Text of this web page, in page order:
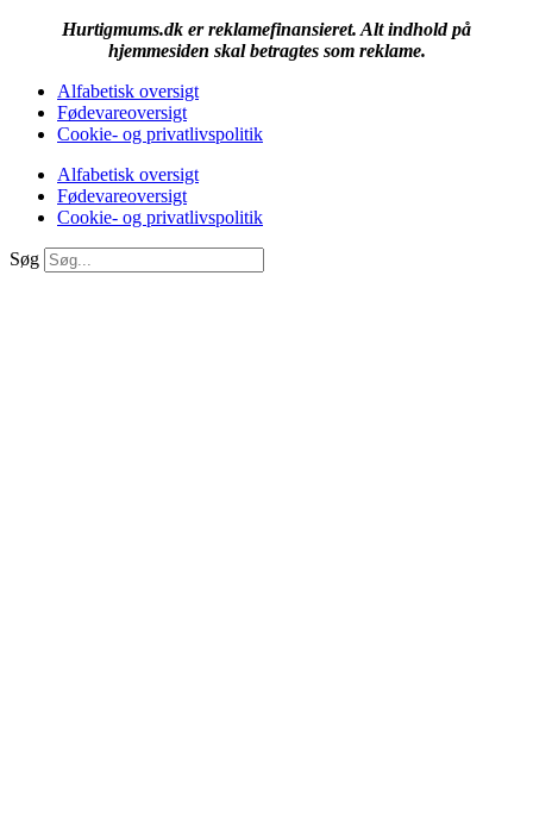
Hurtigmums.dk er reklamefinansieret. Alt indhold på
hjemmesiden skal betragtes som reklame.
Alfabetisk oversigt
Fødevareoversigt
Cookie- og privatlivspolitik
Alfabetisk oversigt
Fødevareoversigt
Cookie- og privatlivspolitik
Søg